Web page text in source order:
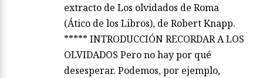
extracto de Los olvidados de Roma
(Ático de los Libros), de Robert Knapp.
***** INTRODUCCIÓN RECORDAR A LOS
OLVIDADOS Pero no hay por qué
desesperar. Podemos, por ejemplo,